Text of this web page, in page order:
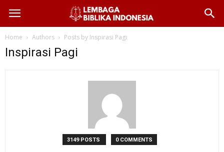
Home Authors Posts by Inspirasi Pagi
Inspirasi Pagi
3149 POSTS 0 COMMENTS